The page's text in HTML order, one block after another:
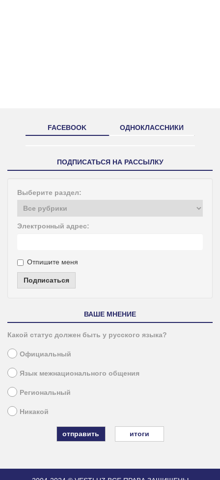
FACEBOOK ОДНОКЛАССНИКИ
ПОДПИСАТЬСЯ НА РАССЫЛКУ
Выберите раздел:
Электронный адрес:
Отпишите меня
Подписаться
ВАШЕ МНЕНИЕ
Какой статус должен быть у русского языка?
Официальный
Язык межнационального общения
Региональный
Никакой
итоги